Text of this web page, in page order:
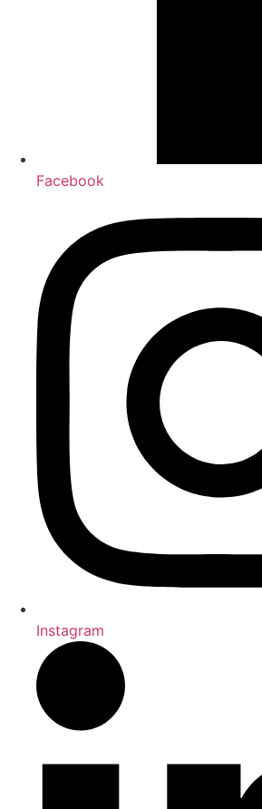
Facebook
Instagram